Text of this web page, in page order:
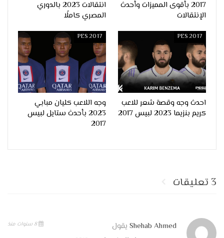
2017 بأقوى المميزات وأحدث
الإنتقالات
انتقالات 2023 بالدوري
المصري كاملًا
PES 2017
احدث وجه وقصة شعر للاعب
كريم بنزيما 2023 لبيس 2017
PES 2017
وجه اللاعب كليان مبابي
2023 بأحدث ستايل لبيس
2017
3 تعليقات
Shehab Ahmed يقول 8 سنوات منذ